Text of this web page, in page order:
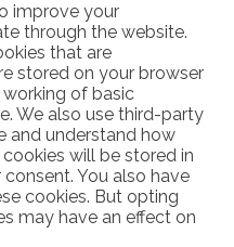
improve your
through the website.
that are
stored on your browser
of basic
We also use third-party
and understand how
will be stored in
You also have
cookies. But opting
may have an effect on